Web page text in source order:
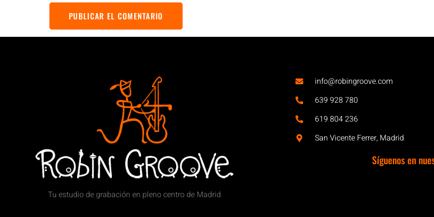
Tu estudio de grabación en pleno centro de Madrid
info@robingroove.com
639 928 780
619 804 236
San Vicente Ferrer, Madrid
Síguenos en